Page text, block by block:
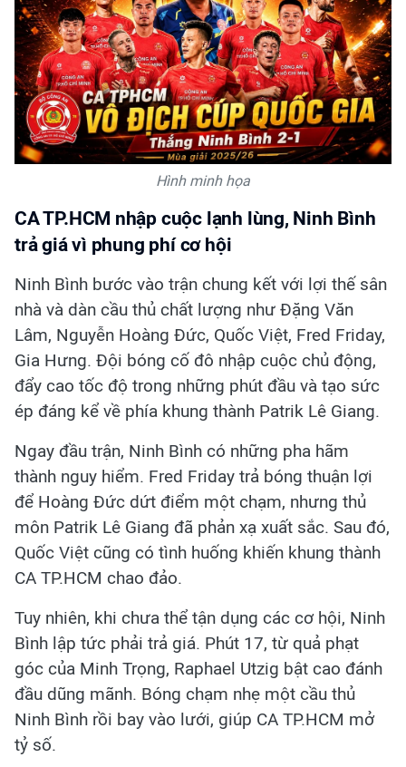
Hình minh họa
CA TP.HCM nhập cuộc lạnh lùng, Ninh Bình
trả giá vì phung phí cơ hội
Ninh Bình bước vào trận chung kết với lợi thế sân
nhà và dàn cầu thủ chất lượng như Đặng Văn
Lâm, Nguyễn Hoàng Đức, Quốc Việt, Fred Friday,
Gia Hưng. Đội bóng cố đô nhập cuộc chủ động,
đẩy cao tốc độ trong những phút đầu và tạo sức
ép đáng kể về phía khung thành Patrik Lê Giang.
Ngay đầu trận, Ninh Bình có những pha hãm
thành nguy hiểm. Fred Friday trả bóng thuận lợi
để Hoàng Đức dứt điểm một chạm, nhưng thủ
môn Patrik Lê Giang đã phản xạ xuất sắc. Sau đó,
Quốc Việt cũng có tình huống khiến khung thành
CA TP.HCM chao đảo.
Tuy nhiên, khi chưa thể tận dụng các cơ hội, Ninh
Bình lập tức phải trả giá. Phút 17, từ quả phạt
góc của Minh Trọng, Raphael Utzig bật cao đánh
đầu dũng mãnh. Bóng chạm nhẹ một cầu thủ
Ninh Bình rồi bay vào lưới, giúp CA TP.HCM mở
tỷ số.